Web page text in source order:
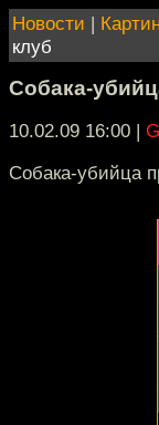
Новости |
клуб
Собака-
10.02.09 16:00 |
Собака-убийца